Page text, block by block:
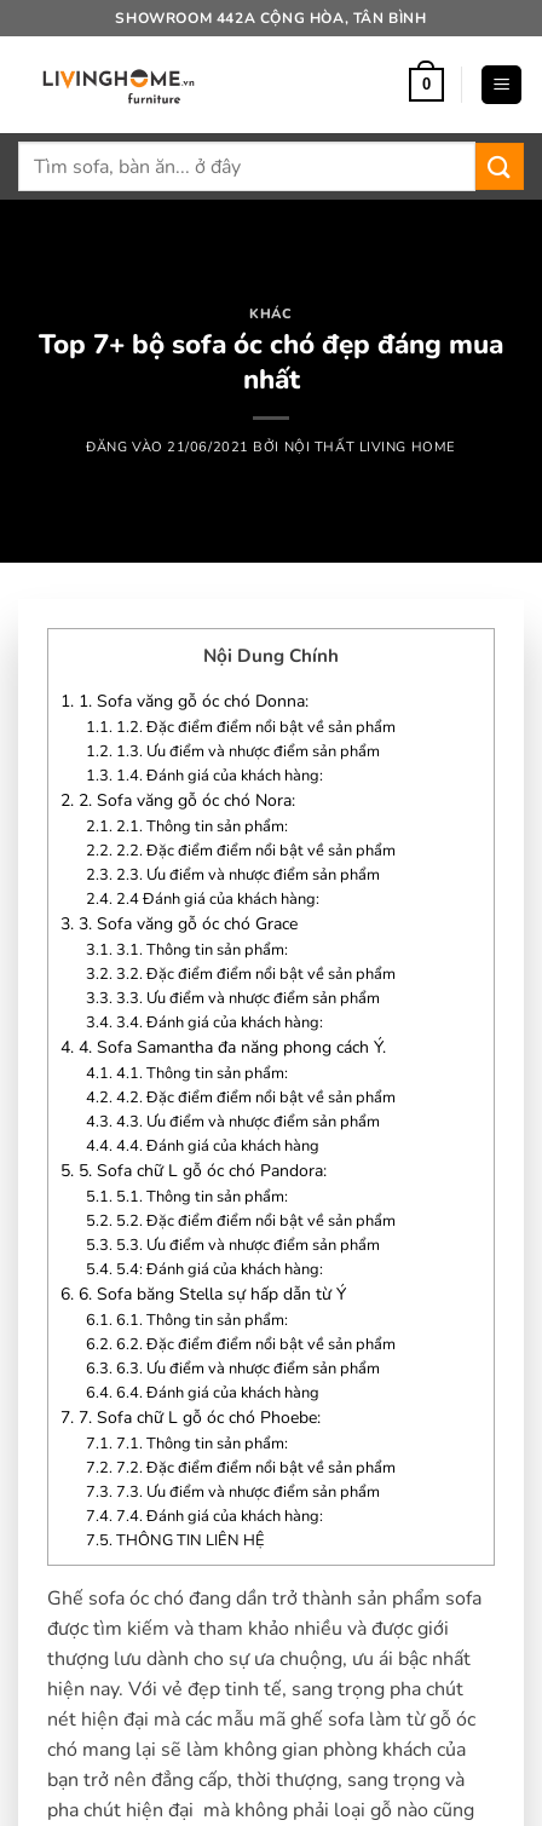
qua
SHOWROOM 442A CỘNG HÒA, TÂN BÌNH
0
Tìm
KHÁC
Top 7+ bộ sofa óc chó đẹp đáng mua
nhất
ĐĂNG VÀO21/06/2021 BỞI NỘI THẤT LIVING HOME
Nội Dung Chính
1. 1. Sofa văng gỗ óc chó Donna:
1.1. 1.2. Đặc điểm điểm nổi bật về sản phẩm
1.2. 1.3. Ưu điểm và nhược điểm sản phẩm
1.3. 1.4. Đánh giá của khách hàng:
2. 2. Sofa văng gỗ óc chó Nora:
2.1. 2.1. Thông tin sản phẩm:
2.2. 2.2. Đặc điểm điểm nổi bật về sản phẩm
2.3. 2.3. Ưu điểm và nhược điểm sản phẩm
2.4. 2.4 Đánh giá của khách hàng:
3. 3. Sofa văng gỗ óc chó Grace
3.1. 3.1. Thông tin sản phẩm:
3.2. 3.2. Đặc điểm điểm nổi bật về sản phẩm
3.3. 3.3. Ưu điểm và nhược điểm sản phẩm
3.4. 3.4. Đánh giá của khách hàng:
4. 4. Sofa Samantha đa năng phong cách Ý.
4.1. 4.1. Thông tin sản phẩm:
4.2. 4.2. Đặc điểm điểm nổi bật về sản phẩm
4.3. 4.3. Ưu điểm và nhược điểm sản phẩm
4.4. 4.4. Đánh giá của khách hàng
5. 5. Sofa chữ L gỗ óc chó Pandora:
5.1. 5.1. Thông tin sản phẩm:
5.2. 5.2. Đặc điểm điểm nổi bật về sản phẩm
5.3. 5.3. Ưu điểm và nhược điểm sản phẩm
5.4. 5.4: Đánh giá của khách hàng:
6. 6. Sofa băng Stella sự hấp dẫn từ Ý
6.1. 6.1. Thông tin sản phẩm:
6.2. 6.2. Đặc điểm điểm nổi bật về sản phẩm
6.3. 6.3. Ưu điểm và nhược điểm sản phẩm
6.4. 6.4. Đánh giá của khách hàng
7. 7. Sofa chữ L gỗ óc chó Phoebe:
7.1. 7.1. Thông tin sản phẩm:
7.2. 7.2. Đặc điểm điểm nổi bật về sản phẩm
7.3. 7.3. Ưu điểm và nhược điểm sản phẩm
7.4. 7.4. Đánh giá của khách hàng:
7.5. THÔNG TIN LIÊN HỆ
Ghế sofa óc chó đang dần trở thành sản phẩm sofa
được tìm kiếm và tham khảo nhiều và được giới
thượng lưu dành cho sự ưa chuộng, ưu ái bậc nhất
hiện nay. Với vẻ đẹp tinh tế, sang trọng pha chút
nét hiện đại mà các mẫu mã ghế sofa làm từ gỗ óc
chó mang lại sẽ làm không gian phòng khách của
bạn trở nên đẳng cấp, thời thượng, sang trọng và
pha chút hiện đại mà không phải loại gỗ nào cũng